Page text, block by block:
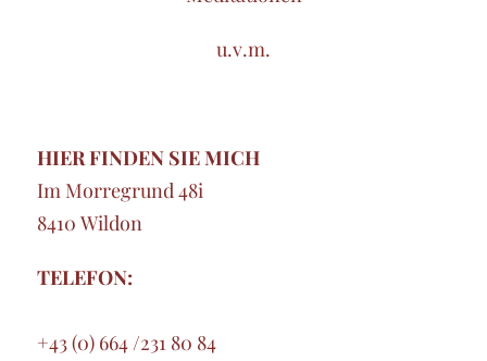
u.v.m.
HIER FINDEN SIE MICH
Im Morregrund 48i
8410 Wildon
TELEFON:
+43 (0) 664 /231 80 84